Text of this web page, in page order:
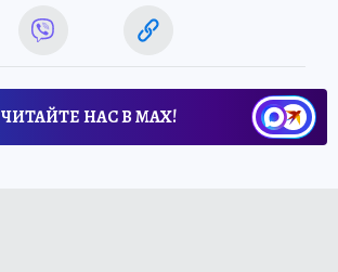
ЧИТАЙТЕ НАС В МАХ!